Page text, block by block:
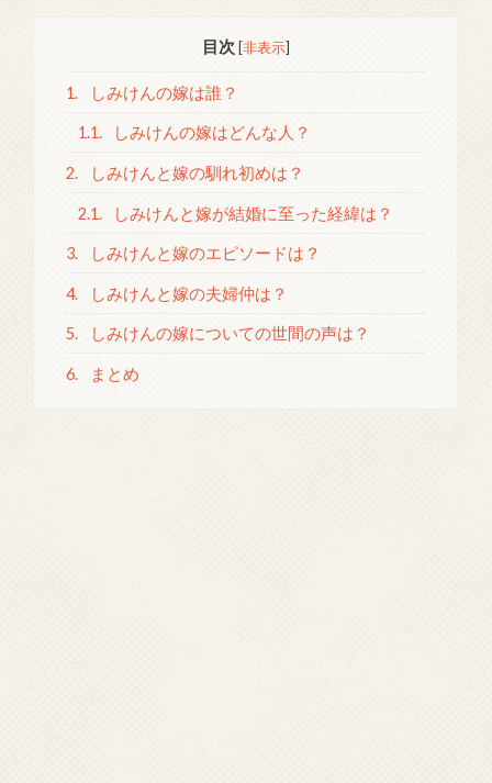
目次 [非表示]
1. しみけんの嫁は誰？
1.1. しみけんの嫁はどんな人？
2. しみけんと嫁の馴れ初めは？
2.1. しみけんと嫁が結婚に至った経緯は？
3. しみけんと嫁のエピソードは？
4. しみけんと嫁の夫婦仲は？
5. しみけんの嫁についての世間の声は？
6. まとめ